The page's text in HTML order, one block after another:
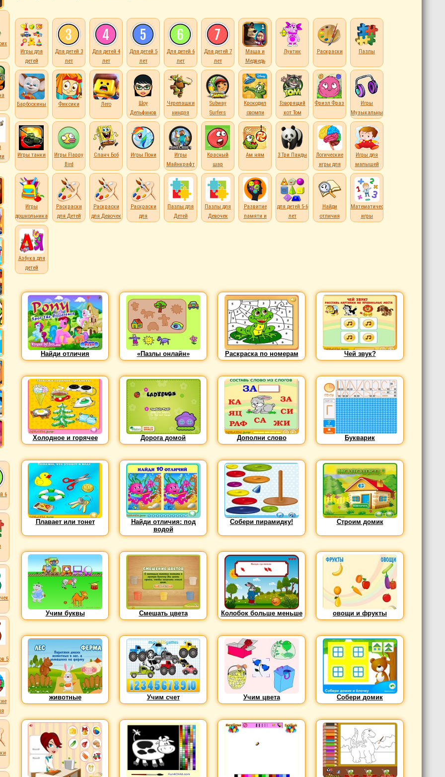
6
5
Игры для
детей
Для детей 3
лет
Для детей 4
лет
Для детей 5
лет
Для детей 6
лет
Для детей 7
лет
Маша и
Медведь
Лунтик Раскраски Пазлы
Барбоскины Фиксики Лего
Шоу
Дельфинов
Черепашки
ниндзя
Subway
Surfers
Крокодил
свомпи
Говорящий
кот Том
Фризл Фраз
Игры
Музыкальные
Игры танки
Игры Flappy
Bird
Спанч Боб Игры Пони
Игры
Майнкрафт
Красный
шар
Ам ням 3 Три Панды
Логические
игры для
детей
Игры для
малышей
Игры
дошкольникам
Раскраски
для Детей
Раскраски
для Девочек
Раскраски
для
Пазлы для
Детей
Пазлы для
Девочек
Развитие
памяти и
для детей 5-6
лет
Найди
отличия
Математические
игры
Азбука для
детей
Найди отличия «Пазлы онлайн» Раскраска по номерам Чей звук?
Холодное и горячее Дорога домой Дополни слово Букварик
Плавает или тонет
Найди отличия: под
водой
Собери пирамидку! Строим домик
Учим буквы Смешать цвета Колобок больше меньше овощи и фрукты
животные Учим счет Учим цвета Собери домик